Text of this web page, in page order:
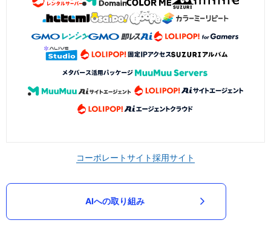
コーポレートサイト採用サイト
AIへの取り組み